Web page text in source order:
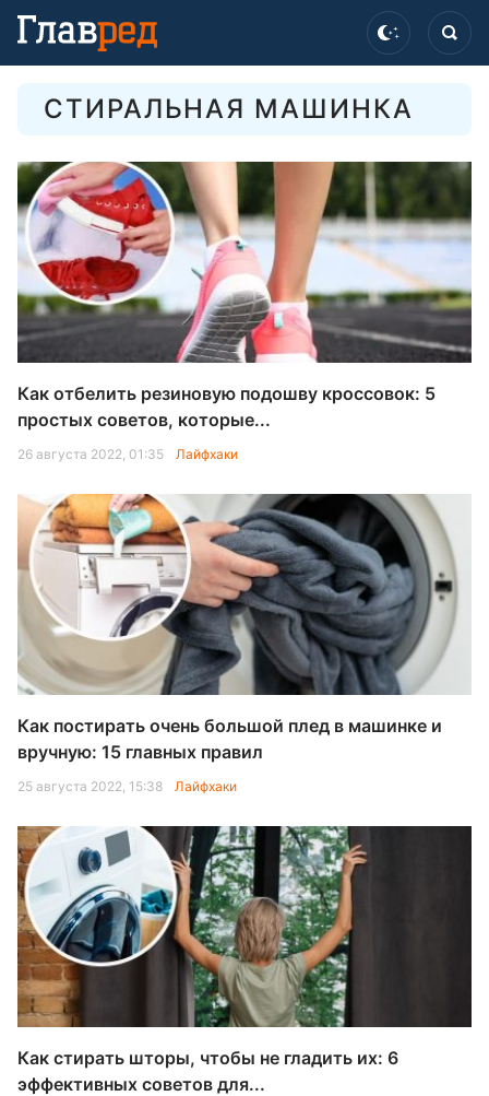
СТИРАЛЬНАЯ МАШИНКА
Как отбелить резиновую подошву кроссовок: 5
простых советов, которые...
26 августа 2022, 01:35 Лайфхаки
Как постирать очень большой плед в машинке и
вручную: 15 главных правил
25 августа 2022, 15:38 Лайфхаки
Как стирать шторы, чтобы не гладить их: 6
эффективных советов для...